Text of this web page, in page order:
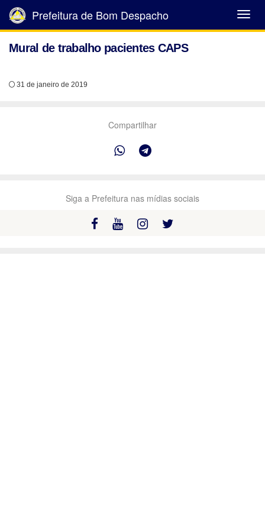
Abrir
Menu
Prefeitura de Bom Despacho
Mural de trabalho pacientes CAPS
31 de janeiro de 2019
Compartilhar
Siga a Prefeitura nas mídias sociais